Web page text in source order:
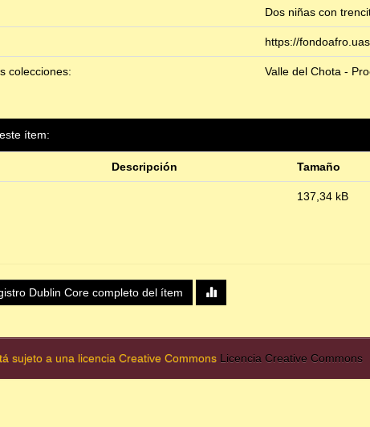
Dos niñas con
https://
colecciones: Valle del Chota -
ítem:
Descripción Tamaño
137,34 kB
Dublin Core completo del ítem
sujeto a una licencia Creative Commons Licencia Creative Commons